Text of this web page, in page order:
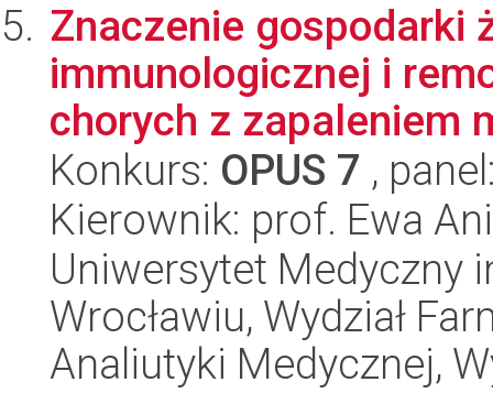
Znaczenie gospodarki
immunologicznej i
chorych z zapaleniem
Konkurs: OPUS 7 ,
Kierownik: prof. Ewa
Uniwersytet Medyczny
Wrocławiu, Wydział
Analiutyki Medycznej,